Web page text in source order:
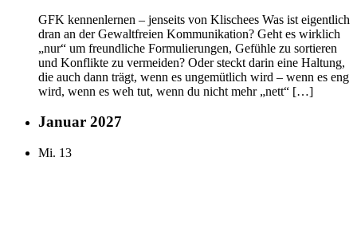
GFK kennenlernen – jenseits von Klischees Was ist eigentlich
dran an der Gewaltfreien Kommunikation? Geht es wirklich
„nur“ um freundliche Formulierungen, Gefühle zu sortieren
und Konflikte zu vermeiden? Oder steckt darin eine Haltung,
die auch dann trägt, wenn es ungemütlich wird – wenn es eng
wird, wenn es weh tut, wenn du nicht mehr „nett“ […]
Januar 2027
Mi. 13